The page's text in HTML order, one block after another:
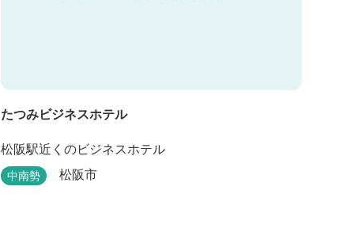
たつみビジネスホテル
松阪駅近くのビジネスホテル
中南勢 松阪市